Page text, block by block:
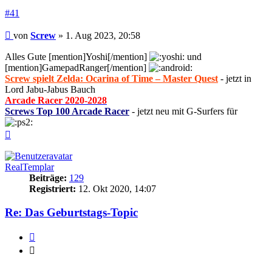
#41
Beitrag
von Screw » 1. Aug 2023, 20:58
Alles Gute [mention]Yoshi[/mention]
und
[mention]GamepadRanger[/mention]
Screw spielt Zelda: Ocarina of Time – Master Quest - jetzt in
Lord Jabu-Jabus Bauch
Arcade Racer 2020-2028
Screws Top 100 Arcade Racer - jetzt neu mit G-Surfers für
RealTemplar
Beiträge: 129
Registriert: 12. Okt 2020, 14:07
Re: Das Geburtstags-Topic